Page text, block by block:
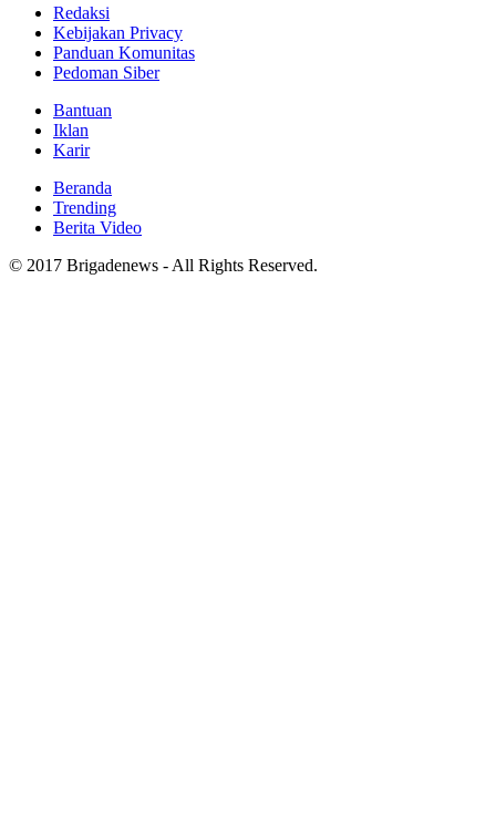
Redaksi
Kebijakan Privacy
Panduan Komunitas
Pedoman Siber
Bantuan
Iklan
Karir
Beranda
Trending
Berita Video
© 2017 Brigadenews - All Rights Reserved.